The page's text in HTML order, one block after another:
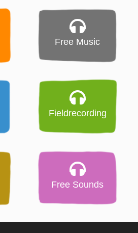
Free Music
Fieldrecording
Free Sounds